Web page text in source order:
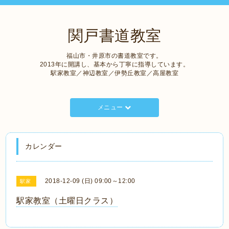
関戸書道教室
福山市・井原市の書道教室です。
2013年に開講し、基本から丁寧に指導しています。
駅家教室／神辺教室／伊勢丘教室／高屋教室
メニュー
カレンダー
駅家 2018-12-09 (日) 09:00～12:00
駅家教室（土曜日クラス）